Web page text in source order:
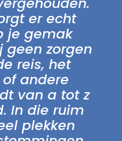
er echt
je gemak
geen zorgen
reis, het
andere
van a tot z
In die ruim
plekken